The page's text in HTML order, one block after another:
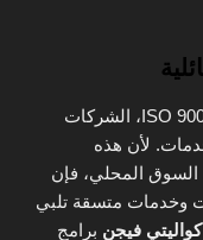
في البداية، تساعد شهادات الأيزو، مثل ISO 9001، الشركات
لأن هذه
السوق المحلي، فإن
وخدمات متسقة تلبي
كواليتي فيجن برامج